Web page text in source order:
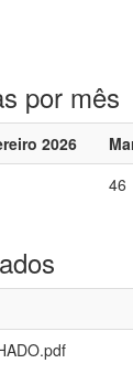
por mês
2026
46